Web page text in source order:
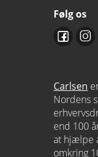
Følg os
Carlsen
Nordens
end 100
at hjælpe
omkring